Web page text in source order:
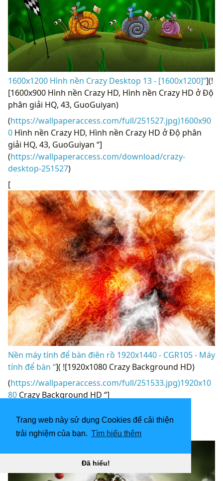
Trang web này sử dụng Cookies để cải thiện
trải nghiệm của bạn. Tìm hiểu thêm
Đã hiểu!
1600x1200 Hình nền Crazy Desktop 13 - [1600x1200]”](!
[1600x900 Hình nền Crazy HD, Hình nền Crazy HD ở Độ
phân giải HQ, 43, GuoGuiyan)
(https://wallpaperaccess.com/full/251527.jpg)1600x90
0 Hình nền Crazy HD, Hình nền Crazy HD ở Độ phân
giải HQ, 43, GuoGuiyan “]
(https://wallpaperaccess.com/download/crazy-
desktop-251527)
[
Nền máy tính để bàn điên rồ 1920x1440 - CGR105 - Máy
tính để bàn “]( ![1920x1080 Crazy Background HD)
(https://wallpaperaccess.com/full/251533.jpg)1920x10
80 Crazy Background HD “]
desktop-251533)